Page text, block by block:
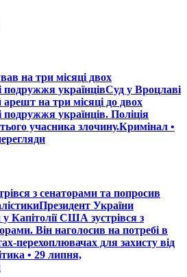
на три місяці двох
подружжя українцівСуд у Вроцлаві
на три місяці до двох
подружжя українців. Поліція
учасника злочину.Кримінал •
з сенаторами та попросив
України
Капітолії США зустрівся з
Він наголосив на потребі в
перехоплювачах для захисту від
• 29 липня,